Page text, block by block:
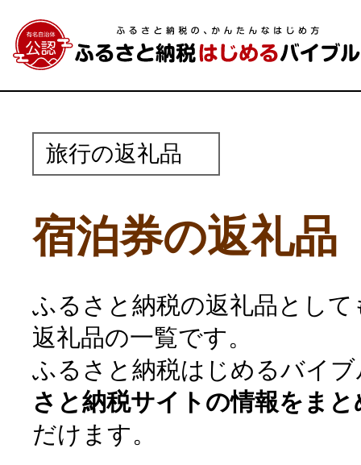
旅行の返礼品
宿泊券の返礼品
ふるさと納税の返礼品とし
返礼品の一覧です。
ふるさと納税はじめるバイ
さと納税サイトの情報をまと
だけます。